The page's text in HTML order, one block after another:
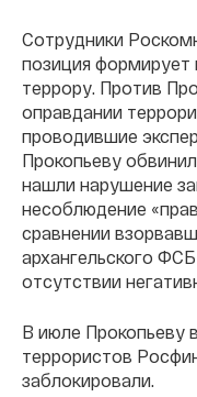
Сотрудники
позиция
террору. Против
оправдании
проводившие
Прокопьеву
нашли нарушение
несоблюдение
сравнении
архангельского
отсутствии
В июле Прокопьеву
террористов
заблокировали.